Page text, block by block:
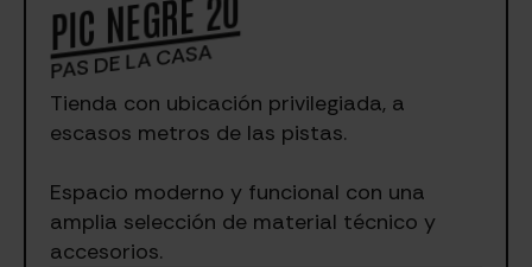
PIC NEGRE 20
PAS DE LA CASA
Tienda con ubicación privilegiada, a
escasos metros de las pistas.
Espacio moderno y funcional con una
amplia selección de material técnico y
accesorios.